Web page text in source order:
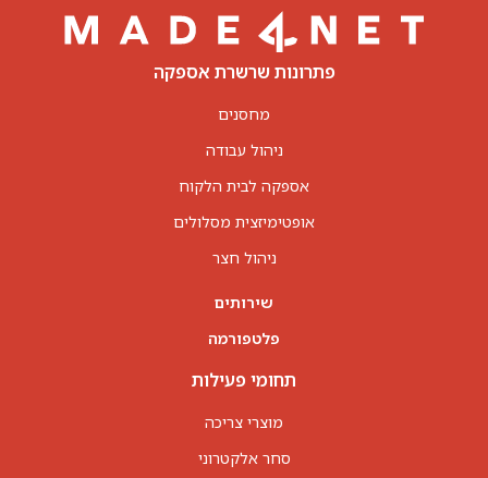
פתרונות שרשרת אספקה
מחסנים
ניהול עבודה
אספקה לבית הלקוח
אופטימיזצית מסלולים
ניהול חצר
שירותים
פלטפורמה
תחומי פעילות
מוצרי צריכה
סחר אלקטרוני